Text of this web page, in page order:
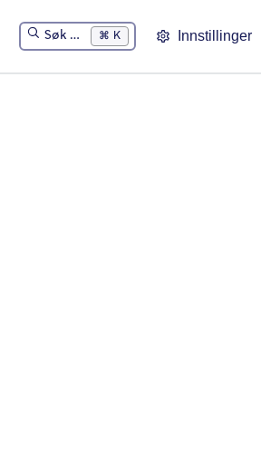
Søk … ⌘ K Innstillinger